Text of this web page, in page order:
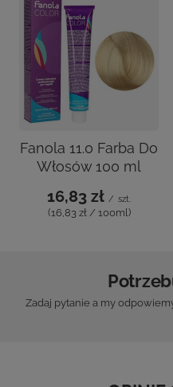
Fanola 11.0 Farba Do
16,83 zł / szt.